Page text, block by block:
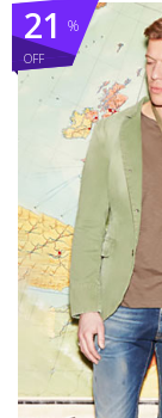
%
OFF
21